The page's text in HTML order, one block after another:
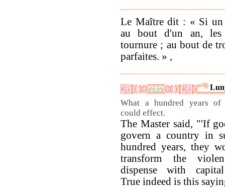
Le Maître dit : « Si un
au bout d'un an, les
tournure ; au bout de
parfaites. » ,
What a hundred years of
could effect.
The Master said, "'If
govern a country in
hundred years, they
transform the
dispense with
True indeed is this